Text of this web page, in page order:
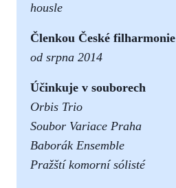
housle
Členkou České filharmonie
od srpna 2014
Účinkuje v souborech
Orbis Trio
Soubor Variace Praha
Baborák Ensemble
Pražští komorní sólisté